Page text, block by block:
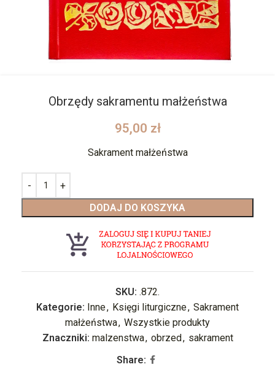
Obrzędy sakramentu małżeństwa
95,00 zł
Sakrament małżeństwa
DODAJ DO KOSZYKA
SKU: .872.
Kategorie: Inne, Księgi liturgiczne, Sakrament
małżeństwa, Wszystkie produkty
Znaczniki: malzenstwa, obrzed, sakrament
Share: